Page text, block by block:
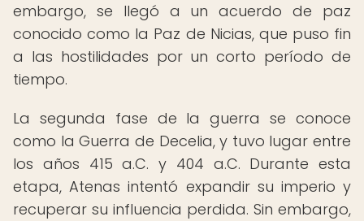
embargo, se llegó a un acuerdo de paz
conocido como la Paz de Nicias, que puso fin
a las hostilidades por un corto período de
tiempo.
La segunda fase de la guerra se conoce
como la Guerra de Decelia, y tuvo lugar entre
los años 415 a.C. y 404 a.C. Durante esta
etapa, Atenas intentó expandir su imperio y
recuperar su influencia perdida. Sin embargo,